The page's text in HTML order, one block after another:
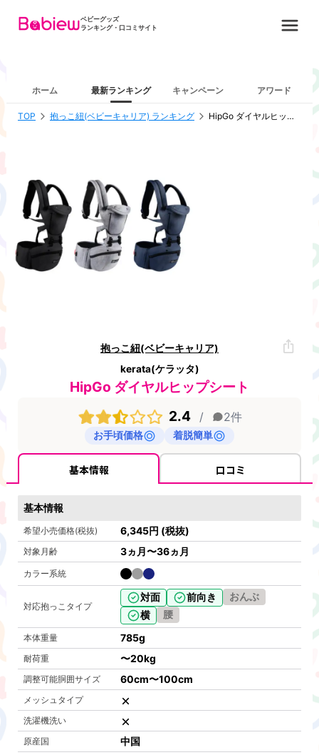
ベビーグッズ
ランキング・口コミサイト
ホーム 最新ランキング キャンペーン アワード
TOP 抱っこ紐(ベビーキャリア) ランキング HipGo ダイヤルヒップシート
抱っこ紐(ベビーキャリア)
kerata(ケラッタ)
HipGo ダイヤルヒップシート
2.4
/ 2件
お手頃価格 着脱簡単
基本情報 口コミ
基本情報
希望小売価格(税抜) 6,345円 (税抜)
対象月齢 3ヵ月〜36ヵ月
カラー系統
対応抱っこタイプ
対面 前向き
おんぶ
横
腰
本体重量 785g
耐荷重 〜20kg
調整可能胴囲サイズ 60cm〜100cm
メッシュタイプ
洗濯機洗い
原産国
中国